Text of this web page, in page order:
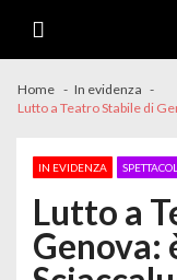
Home
In evidenza
Lutto a Teatro Stabile di
IN EVIDENZA
Lutto a
Genova: